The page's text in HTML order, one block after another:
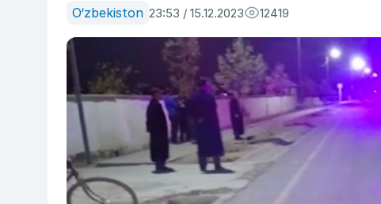
O‘zbekiston 23:53 / 15.12.2023 12419